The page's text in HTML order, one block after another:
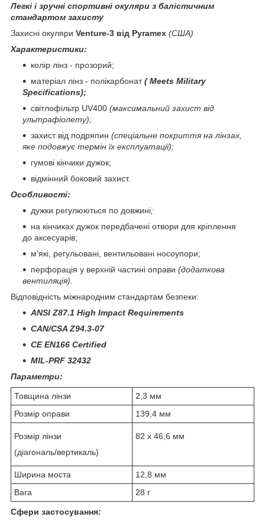
Легкі і зручні спортивні окуляри з балістичним
стандартом захисту
Захисні окуляри Venture-3 від Pyramex (США)
Характеристики:
колір лінз - прозорий;
матеріал лінз - полікарбонат(Meets Military
Specifications);
світлофільтр UV400 (максимальний захист від
ультрафіолету);
захист від подряпин (спеціальне покриття на лінзах,
яке подовжує термін їх експлуатації);
гумові кінчики дужок;
відмінний боковий захист.
Особливості:
дужки регулюються по довжині;
на кінчиках дужок передбачені отвори для кріплення
до аксесуарів;
м'які, регульовані, вентильовані носоупори;
перфорація у верхній частині оправи (додаткова
вентиляція).
Відповідність міжнародним стандартам безпеки:
ANSI Z87.1 High Impact Requirements
CAN/CSA Z94.3-07
CE EN166 Certified
MIL-PRF 32432
Параметри:
Товщина лінзи
2,3 мм
Розмір оправи
139,4 мм
Розмір лінзи
(діагональ/вертикаль)
82 x 46,6 мм
Ширина моста
12,8 мм
Вага
28 г
Сфери застосування: